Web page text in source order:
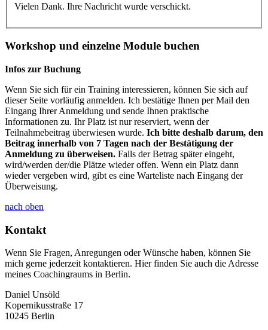
Vielen Dank. Ihre Nachricht wurde verschickt.
Workshop und einzelne Module buchen
Infos zur Buchung
Wenn Sie sich für ein Training interessieren, können Sie sich auf
dieser Seite vorläufig anmelden. Ich bestätige Ihnen per Mail den
Eingang Ihrer Anmeldung und sende Ihnen praktische
Informationen zu. Ihr Platz ist nur reserviert, wenn der
Teilnahmebeitrag überwiesen wurde. Ich bitte deshalb darum, den
Beitrag innerhalb von 7 Tagen nach der Bestätigung der
Anmeldung zu überweisen. Falls der Betrag später eingeht,
wird/werden der/die Plätze wieder offen. Wenn ein Platz dann
wieder vergeben wird, gibt es eine Warteliste nach Eingang der
Überweisung.
nach oben
Kontakt
Wenn Sie Fragen, Anregungen oder Wünsche haben, können Sie
mich gerne jederzeit kontaktieren. Hier finden Sie auch die Adresse
meines Coachingraums in Berlin.
Daniel Unsöld
Kopernikusstraße 17
10245 Berlin